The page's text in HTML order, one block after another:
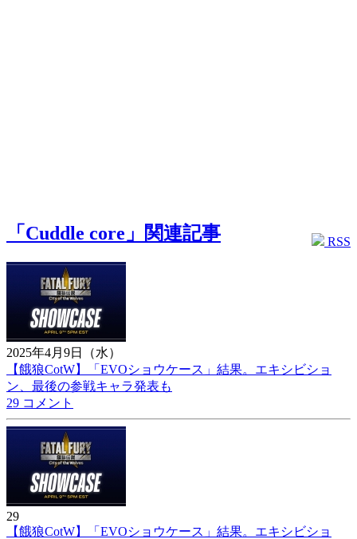
RSS
「Cuddle core」関連記事
2025年4月9日（水）
【餓狼CotW】「EVOショウケース」結果。エキシビショ
ン、最後の参戦キャラ発表も
29 コメント
29
【餓狼CotW】「EVOショウケース」結果。エキシビショ